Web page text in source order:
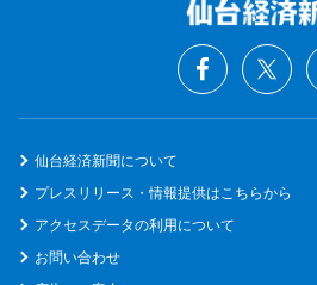
仙台経済新聞について
プレスリリース・情報提供はこちらから
アクセスデータの利用について
お問い合わせ